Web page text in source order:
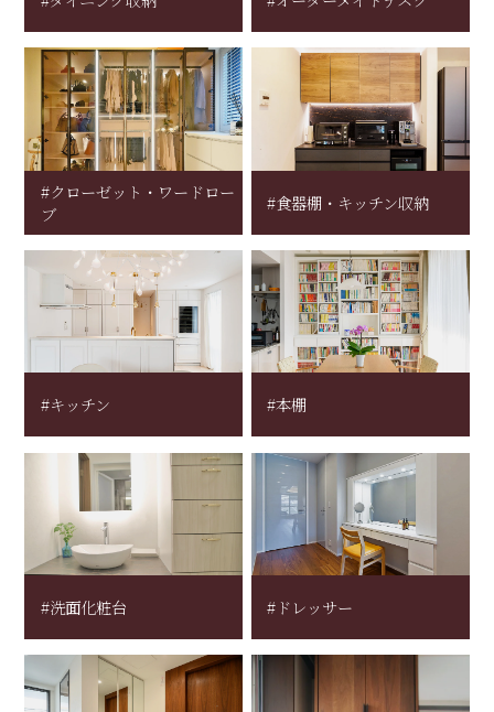
#クローゼット・ワードロー
ブ
#食器棚・キッチン収納
#キッチン #本棚
#洗面化粧台 #ドレッサー